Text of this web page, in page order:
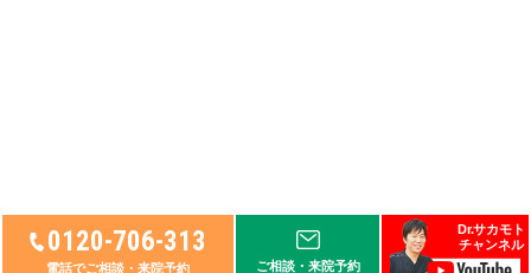
0120-706-313
電話でご相談・来院予約 ご相談・来院予約
Dr.サカモト
チャンネル